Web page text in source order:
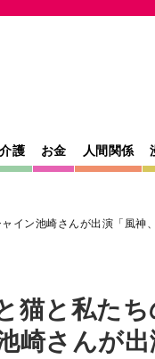
介護 お金 人間関係
イン池崎さんが出演「風神
猫と私たち
崎さんが出